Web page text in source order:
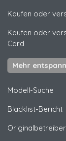
Kaufen oder
Kaufen oder
Card
Mehr
Modell-Suche
Blacklist-Bericht
Originalbetreiber